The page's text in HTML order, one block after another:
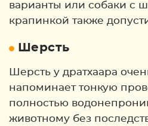
варианты или собаки с
крапинкой также
Шерсть
Шерсть у дратхаара
напоминает тонкую
полностью
животному без